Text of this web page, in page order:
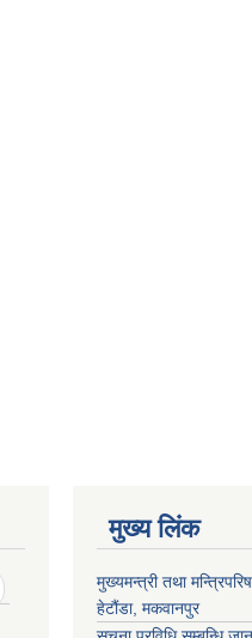
मुख्य लिंक
मुख्यमन्त्री तथा
हेटौंडा, मकवानपुर